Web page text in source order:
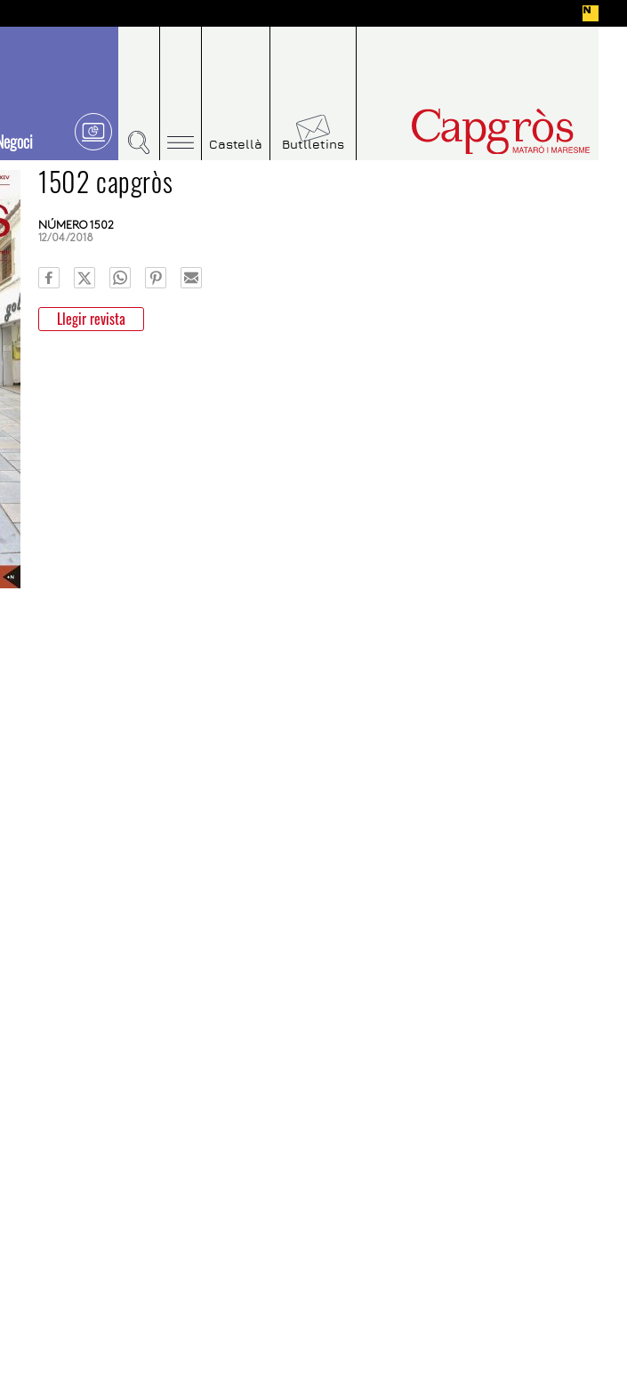
Castellà Butlletins
1502 capgròs
NÚMERO 1502
12/04/2018
Llegir revista